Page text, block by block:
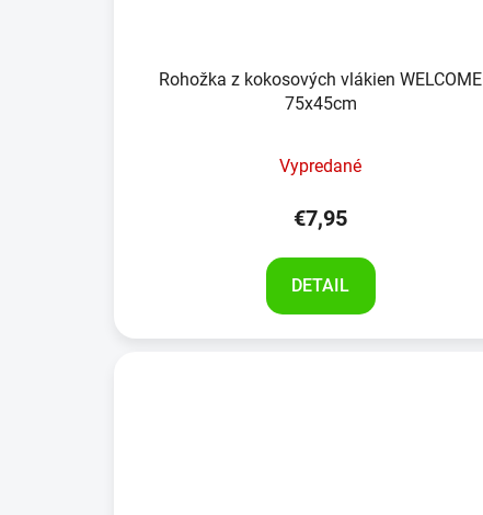
Rohožka z kokosových vlákien WELCOME
75x45cm
Vypredané
€7,95
DETAIL